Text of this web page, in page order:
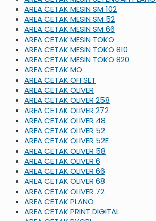
AREA CETAK MESIN SM 102
AREA CETAK MESIN SM 52
AREA CETAK MESIN SM 66
AREA CETAK MESIN TOKO
AREA CETAK MESIN TOKO 810
AREA CETAK MESIN TOKO 820
AREA CETAK MO
AREA CETAK OFFSET
AREA CETAK OLIVER
AREA CETAK OLIVER 258
AREA CETAK OLIVER 272
AREA CETAK OLIVER 48
AREA CETAK OLIVER 52
AREA CETAK OLIVER 52E
AREA CETAK OLIVER 58
AREA CETAK OLIVER 6
AREA CETAK OLIVER 66
AREA CETAK OLIVER 68
AREA CETAK OLIVER 72
AREA CETAK PLANO
AREA CETAK PRINT DIGITAL